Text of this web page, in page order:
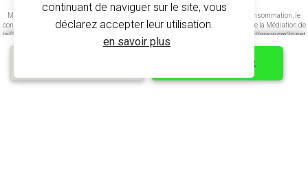
PERSONNALISER
Médiation de la consommation Conformément à l’article L.616-1 du Code de la consommation, le
consommateur peut recourir gratuitement au médiateur suivant : CM2C – Centre de la Médiation de
la Consommation de Conciliateurs de Justice 14 rue Saint Jean 75017 Paris https://www.cm2c.net
cm2c@cm2c.net
continuant de naviguer sur le site, vous
déclarez accepter leur utilisation.
en savoir plus